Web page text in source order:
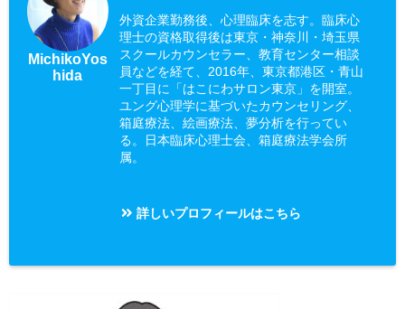
MichikoYos
hida
外資企業勤務後、心理臨床を志す。臨床心
理士の資格取得後は東京・神奈川・埼玉県
スクールカウンセラー、教育センター相談
員などを経て、2016年、東京都港区・青山
一丁目に「はこにわサロン東京」を開室。
ユング心理学に基づいたカウンセリング、
箱庭療法、絵画療法、夢分析を行ってい
る。日本臨床心理士会、箱庭療法学会所
属。
詳しいプロフィールはこちら